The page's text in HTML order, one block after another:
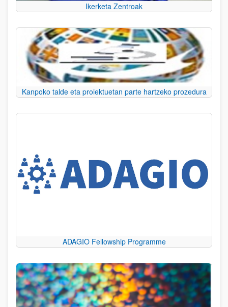
Ikerketa Zentroak
Kanpoko talde eta proiektuetan parte hartzeko prozedura
ADAGIO Fellowship Programme